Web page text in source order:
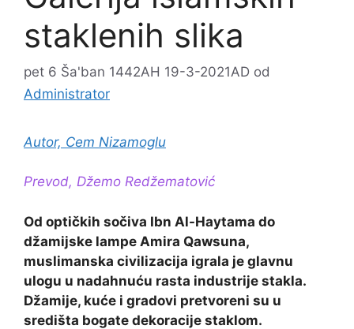
staklenih slika
pet 6 Ša'ban 1442AH 19-3-2021AD od
Administrator
Autor, Cem Nizamoglu
Prevod, Džemo Redžematović
Od optičkih sočiva Ibn Al-Haytama do
džamijske lampe Amira Qawsuna,
muslimanska civilizacija igrala je glavnu
ulogu u nadahnuću rasta industrije stakla.
Džamije, kuće i gradovi pretvoreni su u
središta bogate dekoracije staklom.